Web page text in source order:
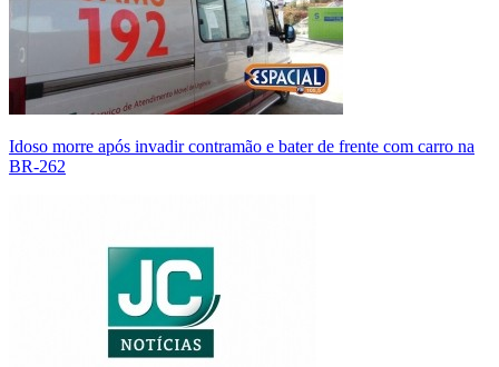
Idoso morre após invadir contramão e bater de frente com carro na
BR-262